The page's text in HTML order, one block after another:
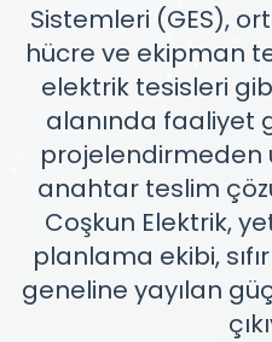
Sistemleri (GES),
hücre ve ekipman
elektrik tesisleri
alanında faaliyet
anahtar teslim
Coşkun Elektrik,
planlama ekibi,
geneline yayılan